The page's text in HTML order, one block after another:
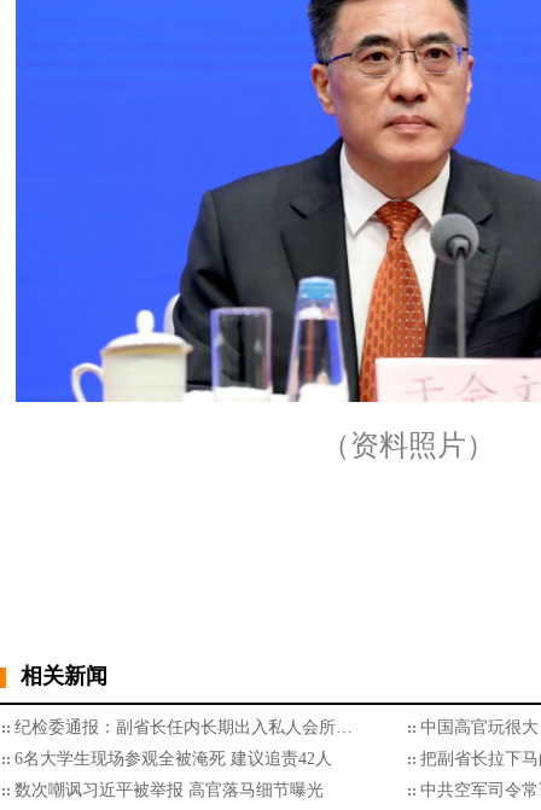
（资料照片）
相关新闻
纪检委通报：副省长任内长期出入私人会所…
中国高官玩很
6名大学生现场参观全被淹死 建议追责42人
把副省长拉下
数次嘲讽习近平被举报 高官落马细节曝光
中共空军司令